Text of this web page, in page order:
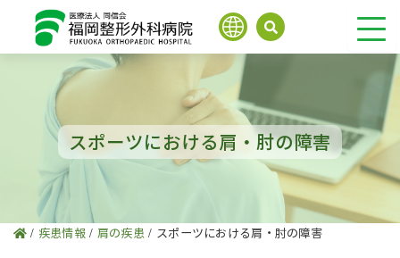
を
スポーツにおける肩・肘の障害
/ 疾患情報/ 肩の疾患 / スポーツにおける肩・肘の障害